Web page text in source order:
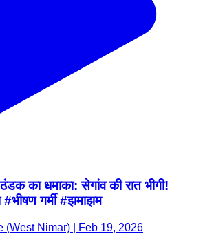
का धमाका: सेगांव की रात भीगी!
गर्मी #झमाझम
(West Nimar) | Feb 19, 2026